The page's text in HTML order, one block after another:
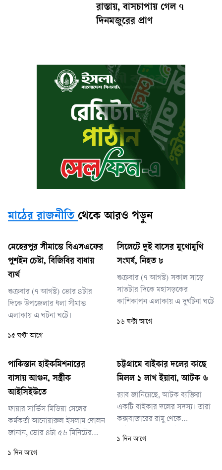
রাস্তায়, বাসচাপায় গেল ৭
দিনমজুরের প্রাণ
মাঠের রাজনীতি থেকে আরও পড়ুন
মেহেরপুর সীমান্তে বিএসএফের
পুশইন চেষ্টা, বিজিবির বাধায়
ব্যর্থ
শুক্রবার (৭ আগস্ট) ভোর ৪টার
দিকে উপজেলার ধলা সীমান্ত
এলাকায় এ ঘটনা ঘটে।
১৫ ঘণ্টা আগে
সিলেটে দুই বাসের মুখোমুখি
সংঘর্ষ, নিহত ৮
শুক্রবার (৭ আগস্ট) সকাল সাড়ে
সাতটার দিকে মহাসড়কের
কাশিকাপন এলাকায় এ দুর্ঘটনা ঘটে
১৬ ঘণ্টা আগে
পাকিস্তান হাইকমিশনারের
বাসায় আগুন, সস্ত্রীক
আইসিইউতে
ফায়ার সার্ভিস মিডিয়া সেলের
কর্মকর্তা আনোয়ারুল ইসলাম দোলন
জানান, ভোর ৪টা ৫৬ মিনিটের
ফায়ার সার্ভিস। দ্রুত দুটি ইউনিট
১ দিন আগে
চট্টগ্রামে বাইকার দলের কাছে
মিলল ১ লাখ ইয়াবা, আটক ৬
র‌্যাব জানিয়েছে, আটক ব্যক্তিরা
একটি বাইকার দলের সদস্য। তারা
কক্সবাজারের রামু থেকে
চট্টগ্রামে আসছিলেন। বাইক
১ দিন আগে